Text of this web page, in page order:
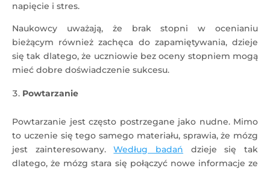
napięcie i stres.
Naukowcy uważają, że brak stopni w ocenianiu
bieżącym również zachęca do zapamiętywania, dzieje
się tak dlatego, że uczniowie bez oceny stopniem mogą
mieć dobre doświadczenie sukcesu.
Powtarzanie
Powtarzanie jest często postrzegane jako nudne. Mimo
to uczenie się tego samego materiału, sprawia, że ​​mózg
jest zainteresowany.Według badań dzieje się tak
dlatego, że mózg stara się połączyć nowe informacje ze